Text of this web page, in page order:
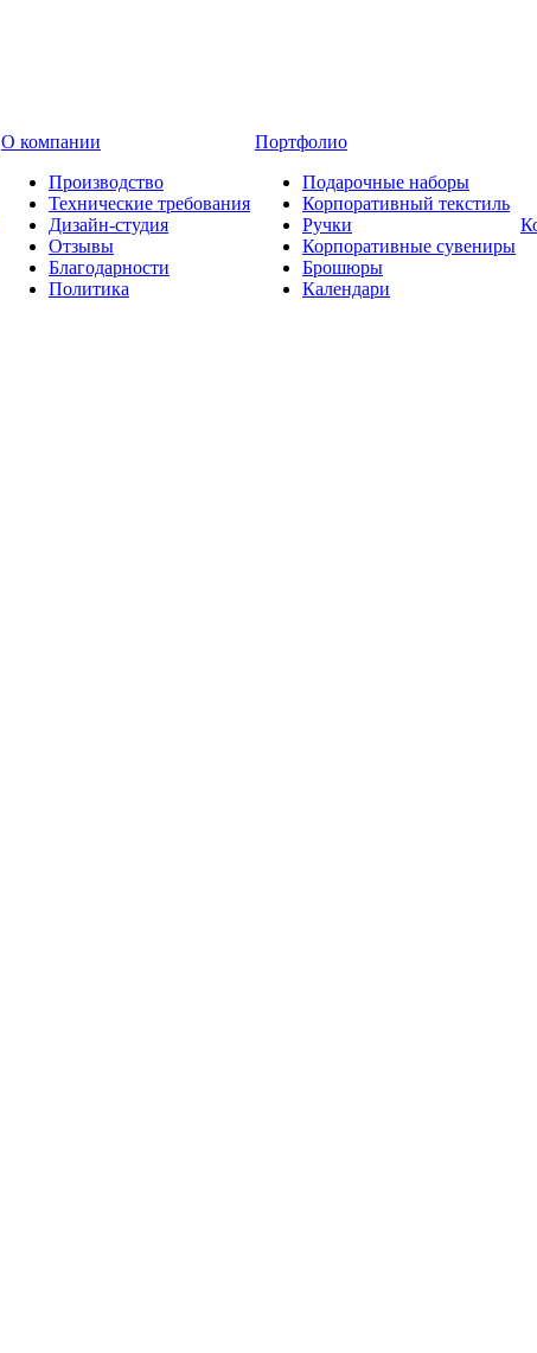
О компании
Производство
Технические требования
Дизайн-студия
Отзывы
Благодарности
Политика
Портфолио
Подарочные наборы
Корпоративный текстиль
Ручки
Корпоративные сувениры
Брошюры
Календари